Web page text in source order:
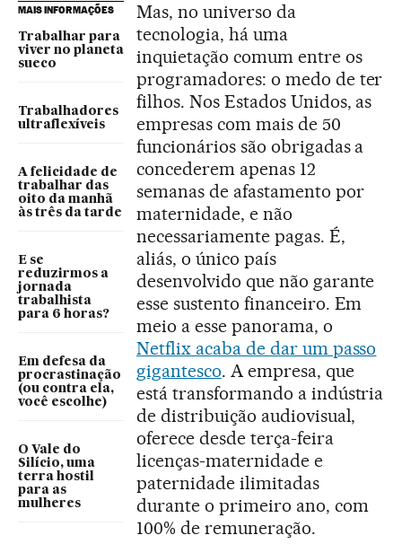
MAIS INFORMAÇÕES
Trabalhar para
viver no planeta
sueco
Trabalhadores
ultraflexíveis
A felicidade de
trabalhar das
oito da manhã
às três da tarde
E se
reduzirmos a
jornada
trabalhista
para 6 horas?
Em defesa da
procrastinação
(ou contra ela,
você escolhe)
O Vale do
Silício, uma
terra hostil
para as
mulheres
Mas, no universo da
tecnologia, há uma
inquietação comum entre os
programadores: o medo de ter
filhos. Nos Estados Unidos, as
empresas com mais de 50
funcionários são obrigadas a
concederem apenas 12
semanas de afastamento por
maternidade, e não
necessariamente pagas. É,
aliás, o único país
desenvolvido que não garante
esse sustento financeiro. Em
meio a esse panorama, o
Netflix acaba de dar um passo
gigantesco. A empresa, que
está transformando a indústria
de distribuição audiovisual,
oferece desde terça-feira
licenças-maternidade e
paternidade ilimitadas
durante o primeiro ano, com
100% de remuneração.